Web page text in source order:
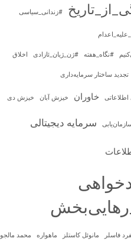
#زندانی_سیاسی
#نگاه_هفته #ژن_ژیان_ئازادی اخلاق
تجدید ساختار سرمایه‌داری
اطلاعاتی خاوران خیزش آبان خیزش دی
سرمایه‌ دیجیتالی
فاسلر مانوئل کاستلز ماهواره‌ محمد مالجو